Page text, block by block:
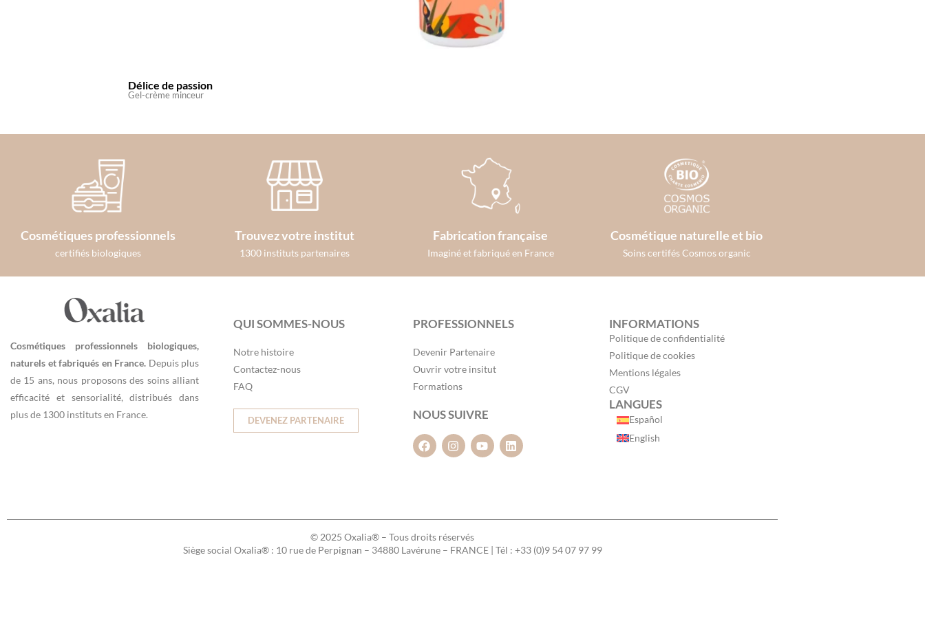
Délice de passion
Gel-crème minceur
Cosmétiques professionnels
certifiés biologiques
Trouvez votre institut
1300 instituts partenaires
Fabrication française
Imaginé et fabriqué en France
Cosmétique naturelle et bio
Soins certifés Cosmos organic
Cosmétiques professionnels biologiques,
naturels et fabriqués en France. Depuis plus
de 15 ans, nous proposons des soins alliant
efficacité et sensorialité, distribués dans
plus de 1300 instituts en France.
QUI SOMMES-NOUS
Notre histoire
Contactez-nous
FAQ
DEVENEZ PARTENAIRE
PROFESSIONNELS
Devenir Partenaire
Ouvrir votre insitut
Formations
NOUS SUIVRE
INFORMATIONS
Politique de confidentialité
Politique de cookies
Mentions légales
CGV
LANGUES
Español
English
© 2025 Oxalia® – Tous droits réservés
Siège social Oxalia® : 10 rue de Perpignan – 34880 Lavérune – FRANCE | Tél : +33 (0)9 54 07 97 99